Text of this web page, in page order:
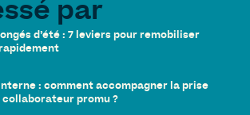
par
d’été : 7 leviers pour remobiliser
: comment accompagner la prise
collaborateur promu ?